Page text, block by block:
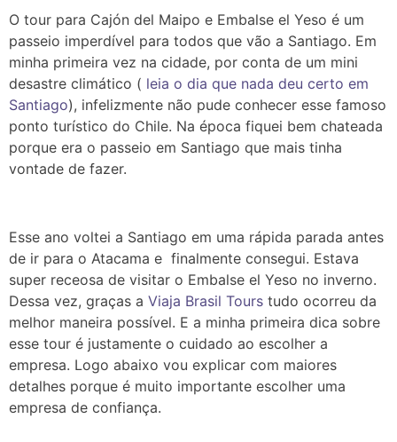
O tour para Cajón del Maipo e Embalse el Yeso é um
passeio imperdível para todos que vão a Santiago. Em
minha primeira vez na cidade, por conta de um mini
desastre climático ( leia o dia que nada deu certo em
Santiago), infelizmente não pude conhecer esse famoso
ponto turístico do Chile. Na época fiquei bem chateada
porque era o passeio em Santiago que mais tinha
vontade de fazer.
Esse ano voltei a Santiago em uma rápida parada antes
de ir para o Atacama e finalmente consegui. Estava
super receosa de visitar o Embalse el Yeso no inverno.
Dessa vez, graças a Viaja Brasil Tours tudo ocorreu da
melhor maneira possível. E a minha primeira dica sobre
esse tour é justamente o cuidado ao escolher a
empresa. Logo abaixo vou explicar com maiores
detalhes porque é muito importante escolher uma
empresa de confiança.